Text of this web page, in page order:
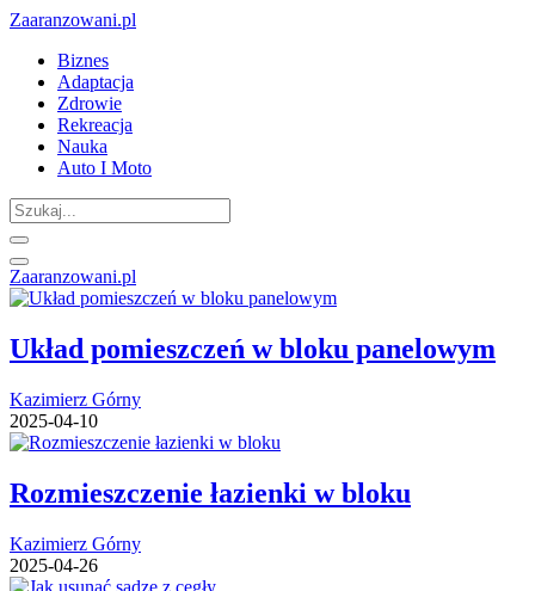
Zaaranzowani.pl
Biznes
Adaptacja
Zdrowie
Rekreacja
Nauka
Auto I Moto
Zaaranzowani.pl
Układ pomieszczeń w bloku panelowym
Kazimierz Górny
2025-04-10
Rozmieszczenie łazienki w bloku
Kazimierz Górny
2025-04-26